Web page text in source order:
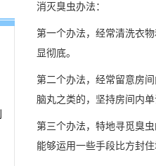
消灭臭虫办法：
第一个办法，经常清洗衣
显彻底。
第二个办法，经常留意房
脑丸之类的，坚持房间内单
第三个办法，特地寻觅臭
能够运用一些手段比方封